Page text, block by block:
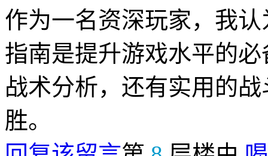
作为一名资深玩家，我
指南是提升游戏水平的
战术分析，还有实用的
胜。